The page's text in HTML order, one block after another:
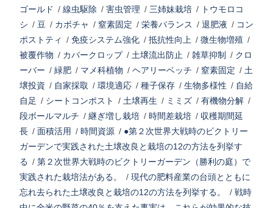
ゴールド / 線虫駆除 / 害虫管理 / 三姉妹栽培 / トウモロコ
シ / 豆 / カボチャ / 窒素固定 / 栄養バランス / 退肥液 / コン
ポストティ
/ 免疫システム強化 / 抵抗性向上 / 微生物増殖 /
被覆作物 / カバークロップ/ 土壌流出防止 / 雑草抑制 / クロ
ーバー / 緑肥 / マメ科植物 / ヘアリーベッチ / 窒素固定 / 土
壌投資 / 自家採取 / 環境適応 / 種子保存 / 生物多様性 / 自給
自足 / シートコンポスト / 土壌再生 / ミミズ / 有機物分解 /
段ボールマルチ / 継ぎ増し栽培 / 時間差栽培 / 収穫期間延
長 / 面積活用 / 時間資源 / ●第２次世界大戦時のビクトリー
ガーデンで実践された土壌改良と栽培の12の方法を列挙す
る / 第２次世界大戦時のビクトリーガーデン（勝利の庭）で
実践された栽培法がある。
/ 現代の肥料産業の台頭とともに
忘れ去られた土壌改良と栽培の12の方法を列挙する。
/ 戦時